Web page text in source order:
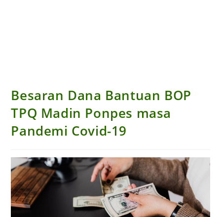
Besaran Dana Bantuan BOP
TPQ Madin Ponpes masa
Pandemi Covid-19